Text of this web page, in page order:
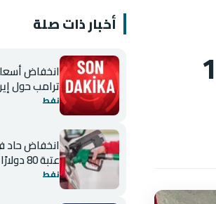
إلى 10
أخبار ذات صلة
انخفاض
ترامب حول
نفط
انخفاض حاد
عتبة 80 دولارًا
نفط